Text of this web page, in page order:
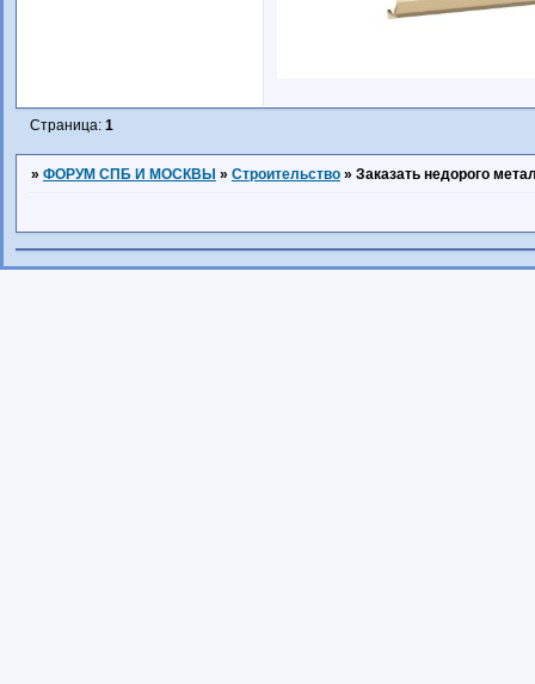
Страница: 1
» ФОРУМ СПБ И МОСКВЫ » Строительство » Заказать недорого